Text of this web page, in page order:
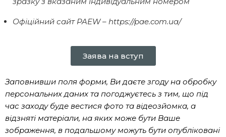
Офіційний сайт PAEW– https://pae.com.ua/
Заява на вступ
Заповнивши поля форми, Ви даєте згоду на обробку
персональних даних та погоджуєтесь з тим, що під
час заходу буде вестися фото та відеозйомка, а
відзняті матеріали, на яких може бути Ваше
зображення, в подальшому можуть бути опубліковані